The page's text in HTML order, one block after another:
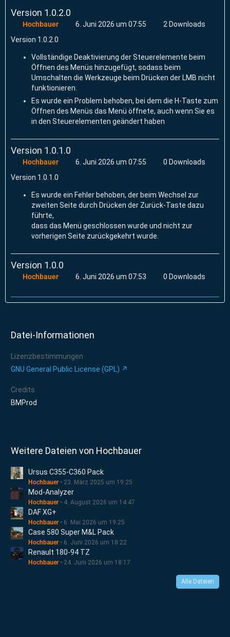
Version 1.0.2.0
Hochbauer 6. Juni 2026 um 07:55
2 Downloads
Version 1.0.2.0
Vollständige Deaktivierung der Steuerelemente beim
Öffnen des Menüs hinzugefügt, sodass beim
Umschalten die Werkzeuge beim Drücken der LMB nicht
funktionieren.
Es wurde ein Problem behoben, bei dem die H-Taste zum
Öffnen des Menüs das Menü öffnete, auch wenn Sie es
in den Steuerelementen geändert haben
Version 1.0.1.0
Hochbauer 6. Juni 2026 um 07:55
0 Downloads
Version 1.0.1.0
Es wurde ein Fehler behoben, der beim Wechsel zur
zweiten Seite durch Drücken der Zurück-Taste dazu
führte,
dass das Menü geschlossen wurde und nicht zur
vorherigen Seite zurückgekehrt wurde.
Version 1.0.0
Hochbauer 6. Juni 2026 um 07:53 0 Downloads
Datei-Informationen
Lizenzbestimmungen
GNU General Public License (GPL)
Credits
BMProd
Weitere Dateien von Hochbauer
Ursus C355-C360 Pack
Hochbauer 23. März 2025 um 19:25
Mod-Analyzer
Hochbauer 4. August 2026 um 14:47
DAF XG+
Hochbauer 6. Mai 2026 um 19:25
Case 580 Super M&L Pack
Hochbauer 6. Juni 2026 um 18:22
Renault 180-94 TZ
Hochbauer 24. Juni 2026 um 18:17
Alle Dateien